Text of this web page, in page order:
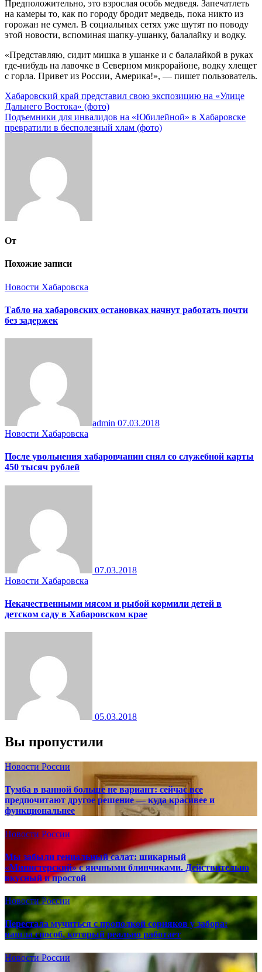
Предположительно, это взрослая особь медведя. Запечатлеть
на камеры то, как по городу бродит медведь, пока никто из
горожан не сумел. В социальных сетях уже шутят по поводу
этой новости, вспоминая шапку-ушанку, балалайку и водку.
«Представляю, сидит мишка в ушанке и с балалайкой в руках
где-нибудь на лавочке в Северном микрорайоне, водку хлещет
с горла. Привет из России, Америка!», — пишет пользователь.
Навигация
по
записям
Хабаровский край представил свою экспозицию на «Улице
Дальнего Востока» (фото)
Подъемники для инвалидов на «Юбилейной» в Хабаровске
превратили в бесполезный хлам (фото)
От
Похожие записи
Новости Хабаровска
Табло на хабаровских остановках начнут работать почти
без задержек
admin 07.03.2018
Новости Хабаровска
После увольнения хабаровчанин снял со служебной карты
450 тысяч рублей
07.03.2018
Новости Хабаровска
Некачественными мясом и рыбой кормили детей в
детском саду в Хабаровском крае
05.03.2018
Вы пропустили
Новости России
Тумба в ванной больше не вариант: сейчас все
предпочитают другое решение — куда красивее и
функциональнее
Новости России
Мы забыли гениальный салат: шикарный
«Министерский» с яичными блинчиками. Действительно
вкусный и простой
Новости России
Перестала мучиться с прополкой сорняков у забора:
нашла способ, который реально работает
Новости России